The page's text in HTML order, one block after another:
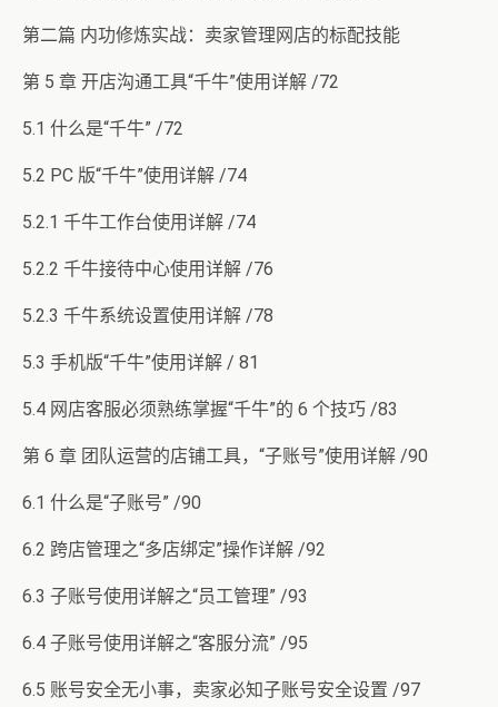
第二篇 内功修炼实战：卖家管理网店的标配技能
第 5 章 开店沟通工具“千牛”使用详解 /72
5.1 什么是“千牛” /72
5.2 PC 版“千牛”使用详解 /74
5.2.1 千牛工作台使用详解 /74
5.2.2 千牛接待中心使用详解 /76
5.2.3 千牛系统设置使用详解 /78
5.3 手机版“千牛”使用详解 / 81
5.4 网店客服必须熟练掌握“千牛”的 6 个技巧 /83
第 6 章 团队运营的店铺工具，“子账号”使用详解 /90
6.1 什么是“子账号” /90
6.2 跨店管理之“多店绑定”操作详解 /92
6.3 子账号使用详解之“员工管理” /93
6.4 子账号使用详解之“客服分流” /95
6.5 账号安全无小事，卖家必知子账号安全设置 /97